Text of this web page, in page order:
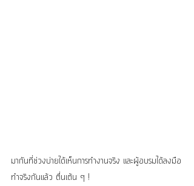
มากันที่ช่วงบ่ายได้เห็นการทำงานจริง และผู้อบรมได้ลงมือ
ทำจริงกันแล้ว ตื่นเต้น ๆ !